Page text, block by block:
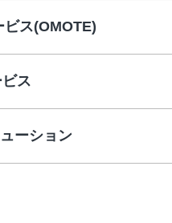
ス(OMOTE)
ス
ーション